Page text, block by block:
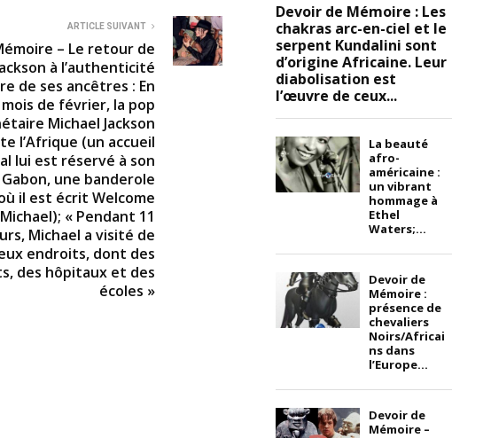
ARTICLE SUIVANT
– Le retour de
à l’authenticité
de ses ancêtres : En
mois de février, la pop
Michael Jackson
l’Afrique (un accueil
lui est réservé à son
une banderole
il est écrit Welcome
« Pendant 11
Michael a visité de
endroits, dont des
des hôpitaux et des
écoles »
Devoir de Mémoire : Les
chakras arc-en-ciel et le
serpent Kundalini sont
d’origine Africaine. Leur
diabolisation est
l’œuvre de ceux...
La beauté
afro-
américaine :
un vibrant
hommage à
Ethel
Waters;...
Devoir de
Mémoire :
présence de
chevaliers
Noirs/Africai
ns dans
l’Europe...
Devoir de
Mémoire –